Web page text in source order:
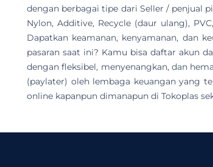
dengan berbagai tipe dari Seller / penjual
Nylon, Additive, Recycle (daur ulang),
Dapatkan keamanan, kenyamanan, dan
pasaran saat ini? Kamu bisa daftar akun
dengan fleksibel, menyenangkan, dan
(paylater) oleh lembaga keuangan yang
online kapanpun dimanapun di Tokoplas